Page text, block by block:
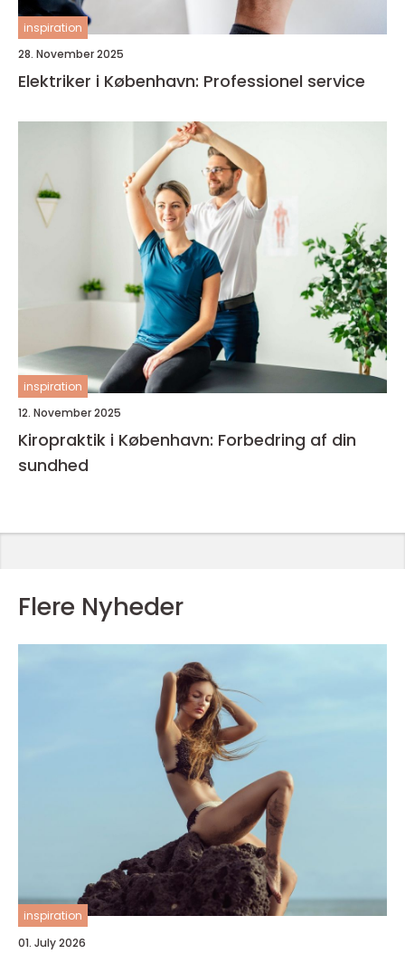
inspiration
28. November 2025
Elektriker i København: Professionel service
inspiration
12. November 2025
Kiropraktik i København: Forbedring af din
sundhed
Flere Nyheder
inspiration
01. July 2026